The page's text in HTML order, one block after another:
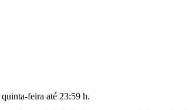
quinta-feira até 23:59 h.